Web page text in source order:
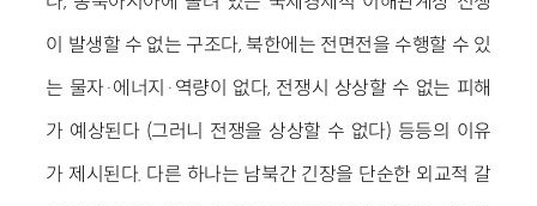
이 발생할 수 없는 구조다, 북한에는 전면전을 수행할 수 있
는 물자·에너지·역량이 없다, 전쟁시 상상할 수 없는 피해
가 예상된다 (그러니 전쟁을 상상할 수 없다) 등등의 이유
가 제시된다. 다른 하나는 남북간 긴장을 단순한 외교적 갈